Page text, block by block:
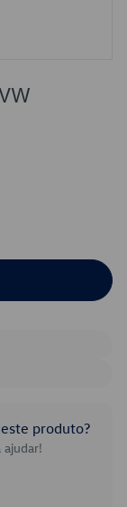
produto?
ajudar!